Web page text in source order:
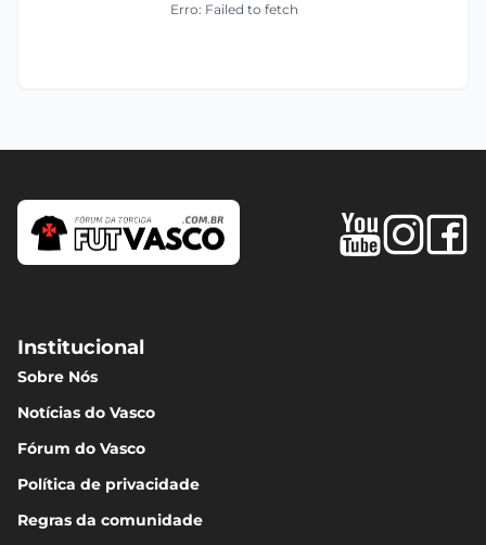
Erro: Failed to fetch
Institucional
Sobre Nós
Notícias do Vasco
Fórum do Vasco
Política de privacidade
Regras da comunidade